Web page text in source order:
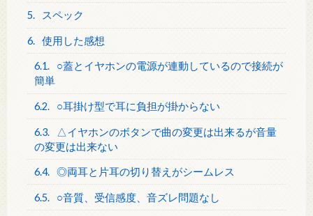
5. スペック
6. 使用した感想
6.1.
○蓋とイヤホンの電源が連動しているので接続が
簡単
6.2. ○耳掛け型で耳に負担が掛からない
6.3.
△イヤホンのボタンで曲の変更は出来るが音量
の変更は出来ない
6.4. ◎両耳と片耳の切り替えがシームレス
6.5. ○音質、受信感度、音ズレ問題なし